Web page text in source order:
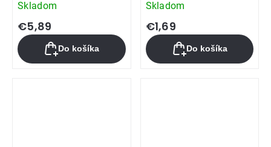
Skladom
€5,89
Do košíka
Skladom
€1,69
Do košíka